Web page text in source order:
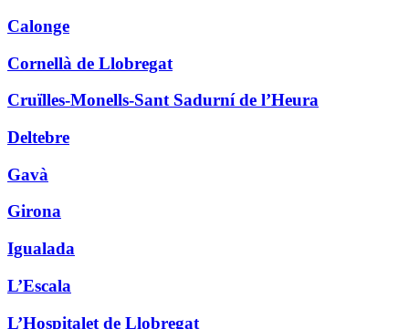
Calonge
Cornellà de Llobregat
Cruïlles-Monells-Sant Sadurní de l’Heura
Deltebre
Gavà
Girona
Igualada
L’Escala
L’Hospitalet de Llobregat